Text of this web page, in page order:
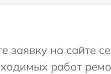
заявку на сайте
работ